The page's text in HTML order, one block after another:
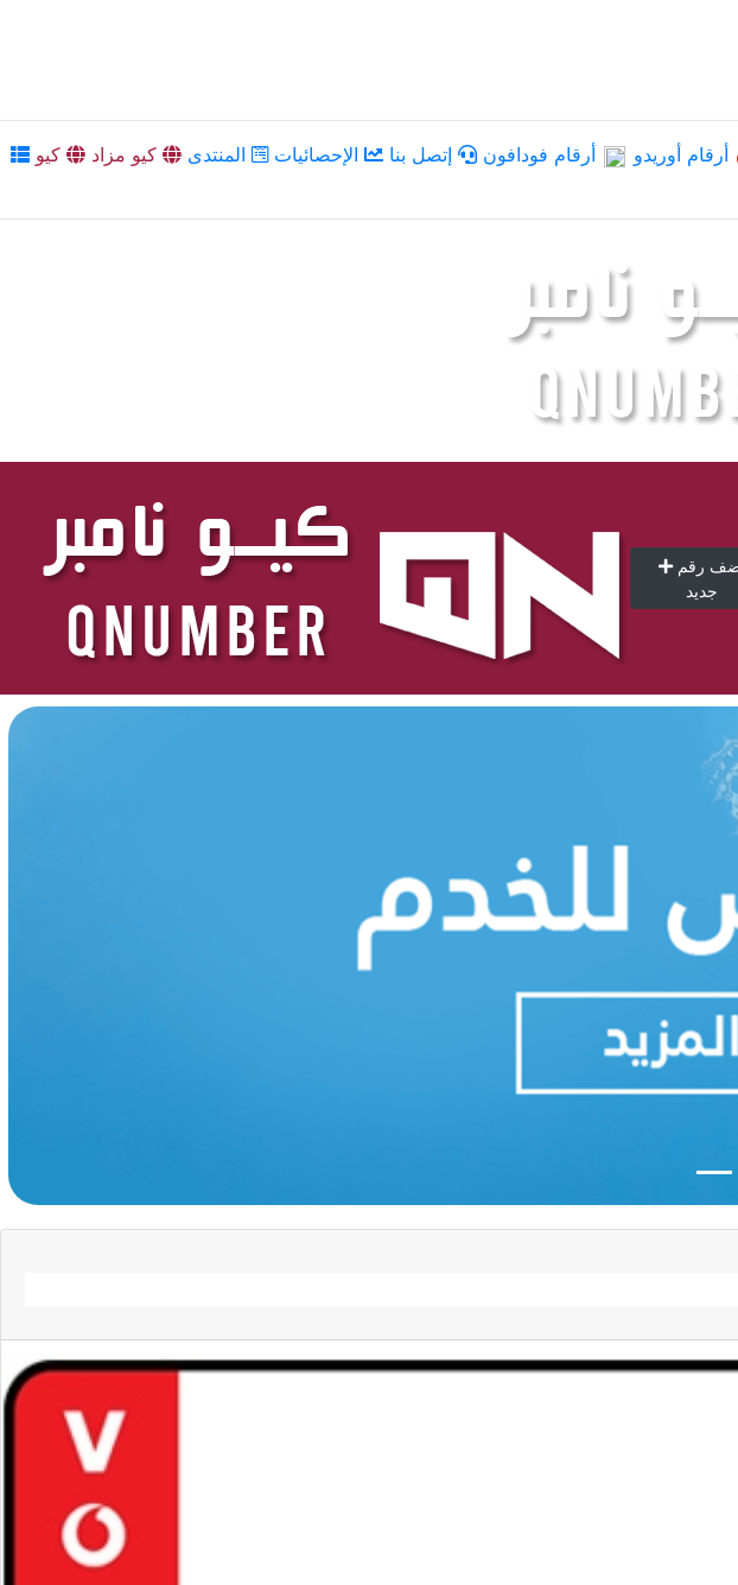
أرقام أوريدو أرقام فودافون إتصل بنا الإحصائيات المنتدى كيو مزاد
كيو
أضف رقم
جديد